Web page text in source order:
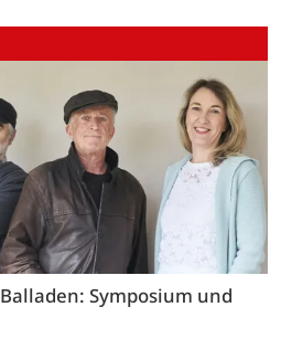
Symposium und